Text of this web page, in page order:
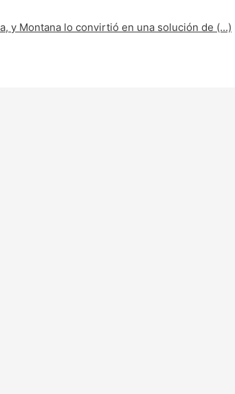
y Montana lo convirtió en una solución de (...)